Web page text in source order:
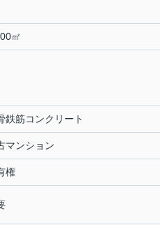
㎡
鉄筋コンクリート
マンション
権